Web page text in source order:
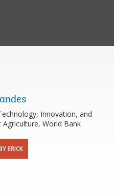
Innovation, and
Agriculture, World Bank
ERICK